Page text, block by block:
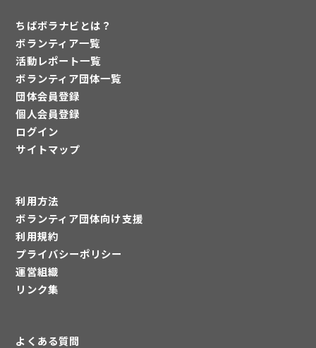
ちばボラナビとは？
ボランティア一覧
活動レポート一覧
ボランティア団体一覧
団体会員登録
個人会員登録
ログイン
サイトマップ
利用方法
ボランティア団体向け支援
利用規約
プライバシーポリシー
運営組織
リンク集
よくある質問